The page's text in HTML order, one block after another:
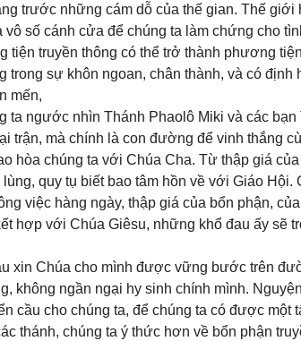
trước những cám dỗ của thế gian. Thế giới
vô số cánh cửa để chúng ta làm chứng cho
tiện truyền thông có thể trở thành phương
trong sự khôn ngoan, chân thành, và có định
mến,
ta ngước nhìn Thánh Phaolô Miki và các
trận, mà chính là con đường để vinh thắng
hòa chúng ta với Chúa Cha. Từ thập giá
quy tụ biết bao tâm hồn về với Giáo
việc hàng ngày, thập giá của bổn phận,
hợp với Chúa Giêsu, những khổ đau ấy sẽ
xin Chúa cho mình được vững bước trên
không ngần ngại hy sinh chính mình.
cầu cho chúng ta, để chúng ta có được
thánh, chúng ta ý thức hơn về bổn phận